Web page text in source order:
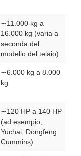
∼11.000 kg a
16.000 kg (varia a
seconda del
modello del telaio)
∼6.000 kg a 8.000
kg
∼120 HP a 140 HP
(ad esempio,
Yuchai, Dongfeng
Cummins)